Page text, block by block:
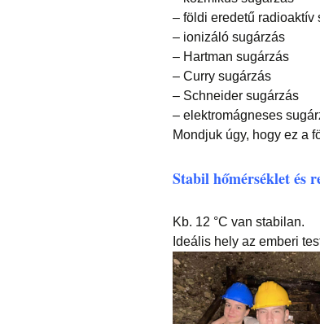
– földi eredetű radioaktív
– ionizáló sugárzás
– Hartman sugárzás
– Curry sugárzás
– Schneider sugárzás
– elektromágneses
Mondjuk úgy, hogy ez a
Stabil hőmérséklet és
Kb. 12 °C van stabilan.
Ideális hely az emberi